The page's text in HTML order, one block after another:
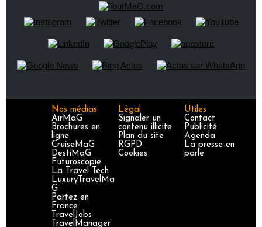
Nos médias
AirMaG
Brochures en
ligne
CruiseMaG
DestiMaG
Futuroscopie
La Travel Tech
LuxuryTravelMa
G
Partez en
France
TravelJobs
TravelManager
Légal
Signaler un
contenu illicite
Plan du site
RGPD
Cookies
Utiles
Contact
Publicité
Agenda
La presse en
parle